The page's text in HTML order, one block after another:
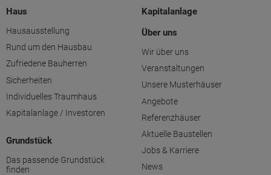
Haus
Hausausstellung
Rund um den Hausbau
Zufriedene Bauherren
Sicherheiten
Individuelles Traumhaus
Kapitalanlage / Investoren
Grundstück
Das passende Grundstück
finden
Kapitalanlage
Über uns
Wir über uns
Veranstaltungen
Unsere Musterhäuser
Angebote
Referenzhäuser
Aktuelle Baustellen
Jobs & Karriere
News